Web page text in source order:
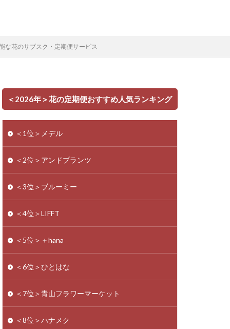
な花のサブスク・定期便サービス
＜2026年＞花の定期便おすすめ人気ランキング
＜1位＞メデル
＜2位＞アンドプランツ
＜3位＞ブルーミー
＜4位＞LIFFT
＜5位＞＋hana
＜6位＞ひとはな
＜7位＞青山フラワーマーケット
＜8位＞ハナメク